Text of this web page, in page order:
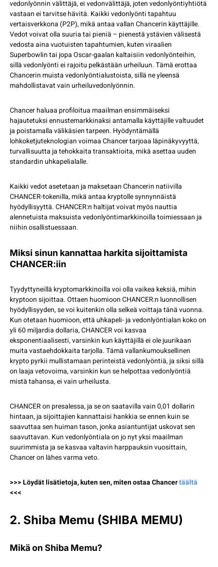
vedonlyönnin välittäjä, ei vedonvälittäjä, joten vedonlyöntiyhtiötä
vastaan ei tarvitse hävitä. Kaikki vedonlyönti tapahtuu
vertaisverkkona (P2P), mikä antaa vallan Chancerin käyttäjille.
Vedot voivat olla suuria tai pieniä – pienestä ystävien välisestä
vedosta aina vuotuisten tapahtumien, kuten viraalien
Superbowlin tai jopa Oscar-gaalan kaltaisiin vedonlyönteihin,
sillä vedonlyönti ei rajoitu pelkästään urheiluun. Tämä erottaa
Chancerin muista vedonlyöntialustoista, sillä ne yleensä
mahdollistavat vain urheiluvedonlyönnin.
Chancer haluaa profiloitua maailman ensimmäiseksi
hajautetuksi ennustemarkkinaksi antamalla käyttäjille valtuudet
ja poistamalla välikäsien tarpeen. Hyödyntämällä
lohkoketjuteknologian voimaa Chancer tarjoaa läpinäkyvyyttä,
turvallisuutta ja tehokkaita transaktioita, mikä asettaa uuden
standardin uhkapelialalle.
Kaikki vedot asetetaan ja maksetaan Chancerin natiivilla
CHANCER-tokenilla, mikä antaa kryptolle synnynnäistä
hyödyllisyyttä. CHANCER:n haltijat voivat myös nauttia
alennetuista maksuista vedonlyöntimarkkinoilla toimiessaan ja
niihin osallistuessaan.
Miksi sinun kannattaa harkita sijoittamista
CHANCER:iin
Tyydyttyneillä kryptomarkkinoilla voi olla vaikea keksiä, mihin
kryptoon sijoittaa. Ottaen huomioon CHANCER:n luonnollisen
hyödyllisyyden, se voi kuitenkin olla selkeä voittaja tänä vuonna.
Kun otetaan huomioon, että uhkapeli- ja vedonlyöntialan koko on
yli 60 miljardia dollaria, CHANCER voi kasvaa
eksponentiaalisesti, varsinkin kun käyttäjillä ei ole juurikaan
muita vastaehdokkaita tarjolla. Tämä vallankumouksellinen
krypto pyrkii mullistamaan perinteistä vedonlyöntiä, ja siksi sillä
on laaja vetovoima, varsinkin kun se helpottaa vedonlyöntiä
mistä tahansa, ei vain urheilusta.
CHANCER on presalessa, ja se on saatavilla vain 0,01 dollarin
hintaan, ja sijoittajien kannattaisi hankkia se ennen kuin se
saavuttaa sen huiman tason, jonka asiantuntijat uskovat sen
saavuttavan. Kun vedonlyöntiala on jo nyt yksi maailman
suurimmista ja se kasvaa valtavin harppauksin vuosittain,
Chancer on lähes varma veto.
>>> Löydät lisätietoja, kuten sen, miten ostaa Chancertäältä
<<<
2. Shiba Memu (SHIBA MEMU)
Mikä on Shiba Memu?